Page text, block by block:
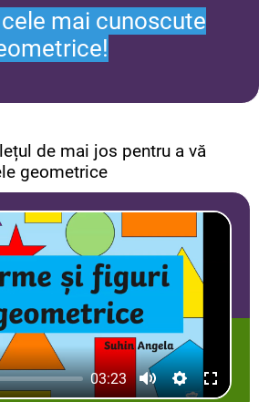
mai cunoscute
de mai jos pentru a vă
geometrice
03:23